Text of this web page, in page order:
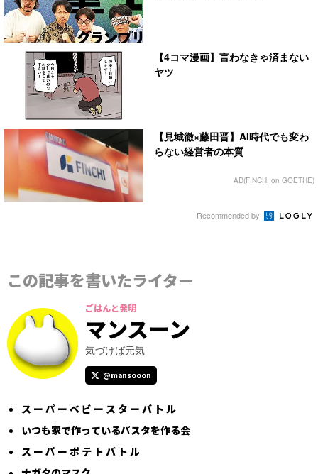
【4コマ漫画】言わなきゃ済まない
ヤツ
【見城徹×藤田晋】AI時代でも変わ
らない経営者の本質
AD(FINCHI on GOETHE)
Recommended by
この記事を書いたライター
ごはんと発明
マンスーン
気づけば元気
@mansooon
ス ー パ ー ベ ビ ー ス タ ー バ ト ル
いつも家で作っているパスタを作る会
ス ー パ ー ポ テ ト バ ト ル